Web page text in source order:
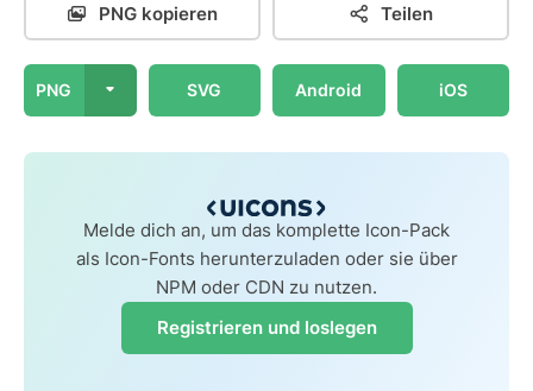
PNG kopieren Teilen
PNG SVG Android iOS
Melde dich an, um das komplette Icon-Pack
als Icon-Fonts herunterzuladen oder sie über
NPM oder CDN zu nutzen.
Registrieren und loslegen